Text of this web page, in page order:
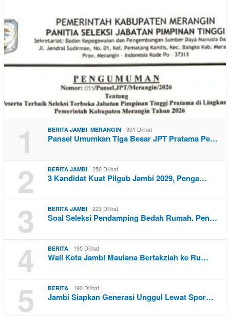
1 BERITA JAMBI, MERANGIN 301 Dilihat
Pansel Umumkan Tiga Besar JPT Pratama Pe…
2 BERITA JAMBI 250 Dilihat
3 Kandidat Kuat Pilgub Jambi 2029, Penga…
3 BERITA JAMBI 223 Dilihat
Soal Seleksi Pendamping Bedah Rumah. Pen…
4 BERITA 195 Dilihat
Wali Kota Jambi Maulana Bertakziah ke Ru…
5 BERITA 190 Dilihat
Jambi Siapkan Generasi Unggul Lewat Spor…